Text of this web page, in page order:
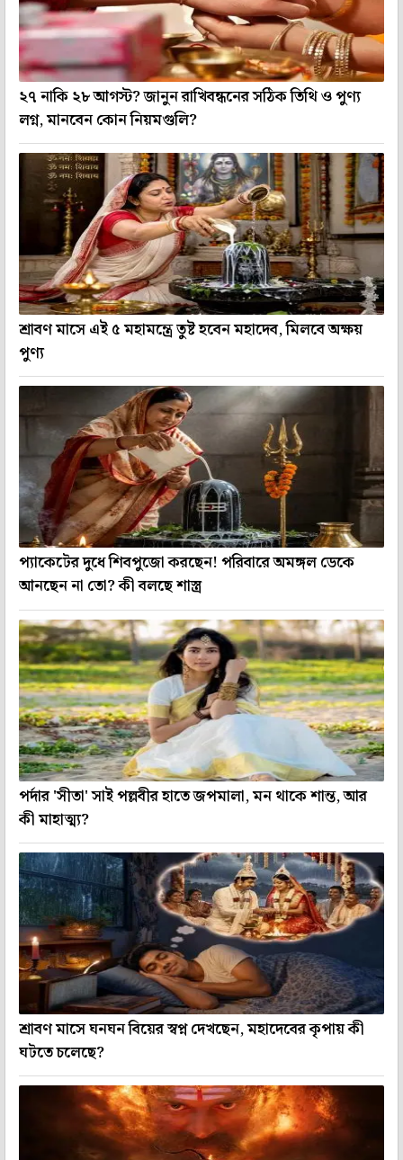
২৭ নাকি ২৮ আগস্ট? জানুন রাখিবন্ধনের সঠিক তিথি ও পুণ্য
লগ্ন, মানবেন কোন নিয়মগুলি?
শ্রাবণ মাসে এই ৫ মহামন্ত্রে তুষ্ট হবেন মহাদেব, মিলবে অক্ষয়
পুণ্য
প্যাকেটের দুধে শিবপুজো করছেন! পরিবারে অমঙ্গল ডেকে
আনছেন না তো? কী বলছে শাস্ত্র
পর্দার 'সীতা' সাই পল্লবীর হাতে জপমালা, মন থাকে শান্ত, আর
কী মাহাত্ম্য?
শ্রাবণ মাসে ঘনঘন বিয়ের স্বপ্ন দেখছেন, মহাদেবের কৃপায় কী
ঘটতে চলেছে?